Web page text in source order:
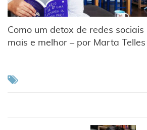
Como um detox de redes
mais e melhor – por Marta Telles